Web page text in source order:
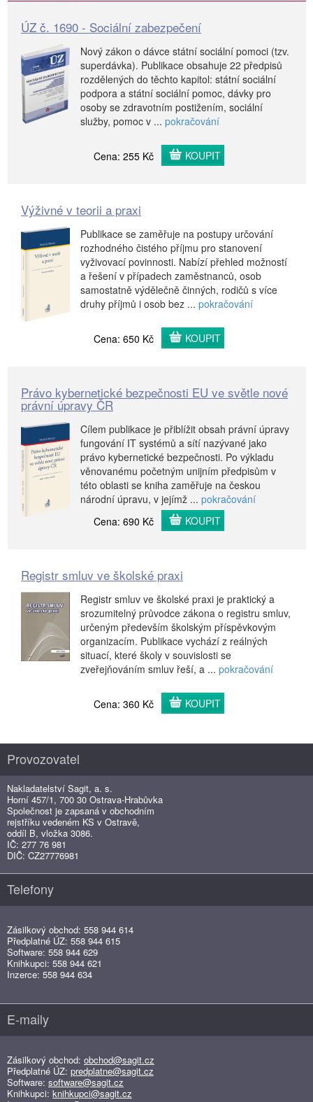
ÚZ č. 1690 - Sociální zabezpečení
Nový zákon o dávce státní sociální pomoci (tzv.
superdávka). Publikace obsahuje 22 předpisů
rozdělených do těchto kapitol: státní sociální
podpora a státní sociální pomoc, dávky pro
osoby se zdravotním postižením, sociální
služby, pomoc v ... pokračování
Cena: 255 Kč KOUPIT
Výživné v teorii a praxi
Publikace se zaměřuje na postupy určování
rozhodného čistého příjmu pro stanovení
vyživovací povinnosti. Nabízí přehled možností
a řešení v případech zaměstnanců, osob
samostatně výdělečně činných, rodičů s více
druhy příjmů i osob bez ... pokračování
Cena: 650 Kč KOUPIT
Právo kybernetické bezpečnosti EU ve světle nové
právní úpravy ČR
Cílem publikace je přiblížit obsah právní úpravy
fungování IT systémů a sítí nazývané jako
právo kybernetické bezpečnosti. Po výkladu
věnovanému početným unijním předpisům v
této oblasti se kniha zaměřuje na českou
národní úpravu, v jejímž ... pokračování
Cena: 690 Kč
KOUPIT
Registr smluv ve školské praxi
Registr smluv ve školské praxi je praktický a
srozumitelný průvodce zákona o registru smluv,
určeným především školským příspěvkovým
organizacím. Publikace vychází z reálných
situací, které školy v souvislosti se
zveřejňováním smluv řeší, a ... pokračování
Cena: 360 Kč KOUPIT
Provozovatel
Nakladatelství Sagit, a. s.
Horní 457/1, 700 30 Ostrava-Hrabůvka
Společnost je zapsaná v obchodním
rejstříku vedeném KS v Ostravě,
oddíl B, vložka 3086.
IČ: 277 76 981
DIČ: CZ27776981
Telefony
Zásilkový obchod: 558 944 614
Předplatné ÚZ: 558 944 615
Software: 558 944 629
Knihkupci: 558 944 621
Inzerce: 558 944 634
E-maily
Zásilkový obchod: obchod@sagit.cz
Předplatné ÚZ: predplatne@sagit.cz
Software: software@sagit.cz
Knihkupci: knihkupci@sagit.cz